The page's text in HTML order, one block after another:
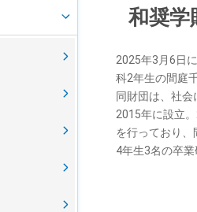
東邦大学学則・
教育憲章
（教学に関する方
学生数
和奨学
2025年3月6日
科2年生の間庭
同財団は、社
2015年に設立
を行っており
4年生3名の卒